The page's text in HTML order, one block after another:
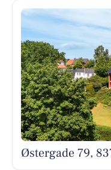
Østergade 79,